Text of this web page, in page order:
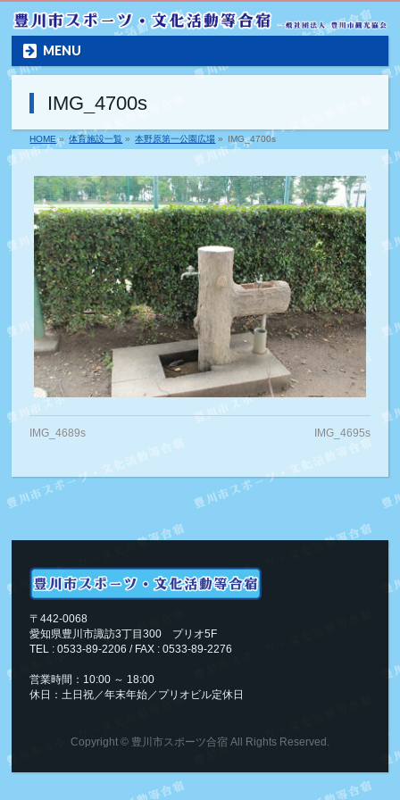
MENU
IMG_4700s
HOME» 体育施設一覧 » 本野原第一公園広場 » IMG_4700s
IMG_4689s IMG_4695s
〒442-0068
愛知県豊川市諏訪3丁目300 プリオ5F
TEL : 0533-89-2206 / FAX : 0533-89-2276
営業時間：10:00 ～ 18:00
休日：土日祝／年末年始／プリオビル定休日
Copyright © 豊川市スポーツ合宿All Rights Reserved.